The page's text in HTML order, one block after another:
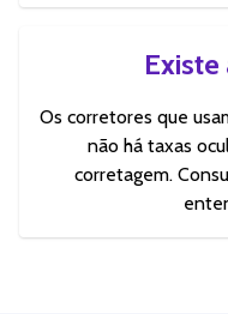
Os corretores que
não há taxas
corretagem.